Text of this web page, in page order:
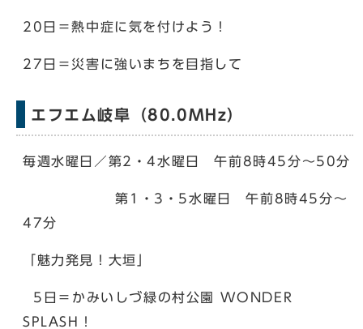
20日＝熱中症に気を付けよう！
27日＝災害に強いまちを目指して
エフエム岐阜（80.0MHz）
毎週水曜日／第2・4水曜日 午前8時45分～50分
第1・3・5水曜日 午前8時45分～
47分
「魅力発見！大垣」
5日＝かみいしづ緑の村公園 WONDER
SPLASH！